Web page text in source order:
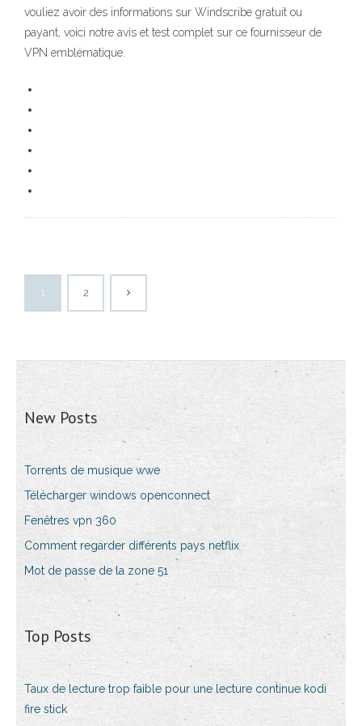
vouliez avoir des informations sur Windscribe gratuit ou
payant, voici notre avis et test complet sur ce fournisseur de
VPN emblématique.
1 2
New Posts
Torrents de musique wwe
Télécharger windows openconnect
Fenêtres vpn 360
Comment regarder différents pays netflix
Mot de passe de la zone 51
Top Posts
Taux de lecture trop faible pour une lecture continue kodi
fire stick